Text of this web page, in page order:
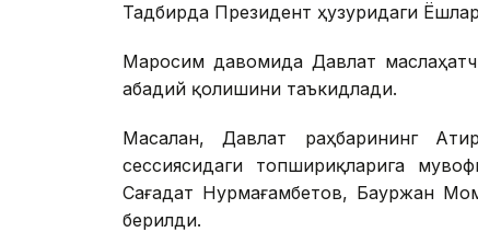
Тадбирда Президент ҳузуридаги
Маросим давомида Давлат
абадий қолишини таъкидлади.
Масалан, Давлат раҳбарининг
сессиясидаги топшириқларига
Сағадат Нурмағамбетов, Бауржан
берилди.